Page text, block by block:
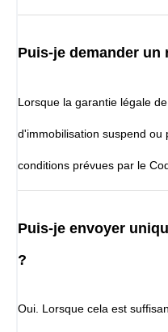
Puis-je demander un
Lorsque la garantie légale
d'immobilisation suspend ou
conditions prévues par le
Puis-je envoyer
?
Oui. Lorsque cela est